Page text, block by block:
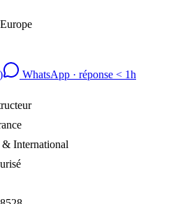
WhatsApp · réponse < 1h
International